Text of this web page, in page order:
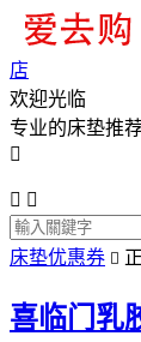
店
欢迎光临
专业的床垫推

 
床垫优惠券 
喜临门乳